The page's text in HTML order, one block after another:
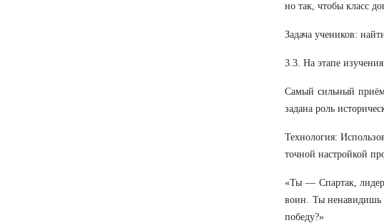
но так, чтобы класс
Задача учеников:
3.3. На этапе
Самый сильный
задана роль
Технология:
точной настройкой
«Ты — Спартак, лидер
воин. Ты ненавидишь
победу?»